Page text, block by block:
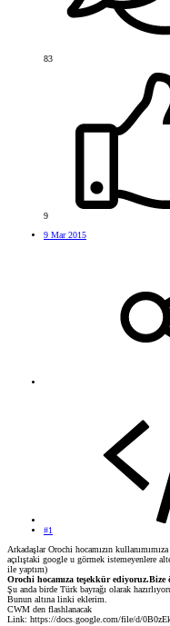
83
9
9 Mar 2015
#1
Arkadaşlar Orochi hocamızın
açılıştaki google u görmek istemeyenlere
ile yaptım)
Orochi hocamıza teşekkür
Şu anda birde Türk bayrağı olarak
Bunun altına linki eklerim.
CWM den flashlanacak
Link: https://docs.google.com/file/d/